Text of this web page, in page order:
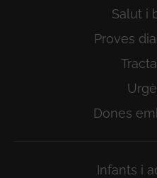
Salut i
Proves
Dones
Infants i